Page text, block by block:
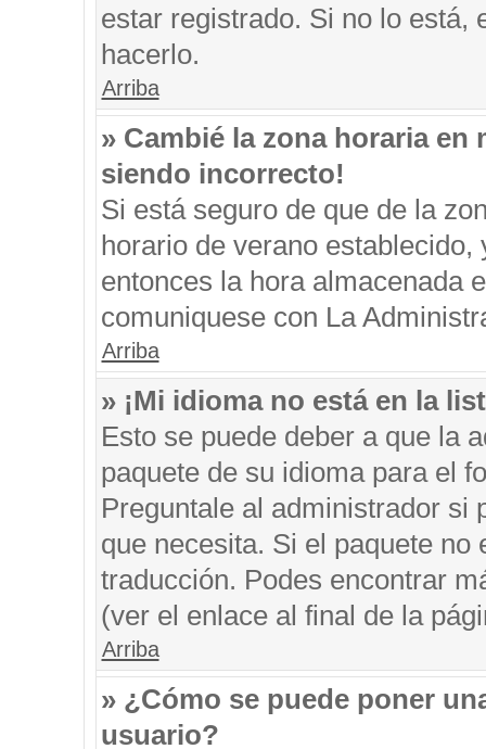
estar registrado. Si no lo está,
hacerlo.
Arriba
» Cambié la zona horaria
siendo incorrecto!
Si está seguro de que de la
horario de verano
entonces la hora almacenada
comuniquese con La
Arriba
» ¡Mi idioma no está en la
Esto se puede deber a que la
paquete de su idioma para el
Preguntale al administrador si
que necesita. Si el paquete
traducción. Podes encontrar
(ver el enlace al final de la
Arriba
» ¿Cómo se puede poner
usuario?